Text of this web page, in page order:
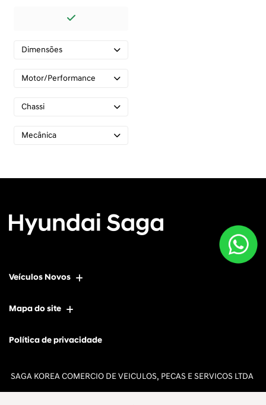
Dimensões
Motor/Performance
Chassi
Mecânica
Veículos Novos
Mapa do site
Política de privacidade
SAGA KOREA COMERCIO DE VEICULOS, PECAS E SERVICOS LTDA